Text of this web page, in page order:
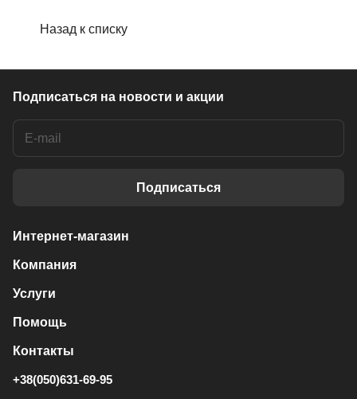
Назад к списку
Подписаться на новости и акции
Подписаться
Интернет-магазин
Компания
Услуги
Помощь
Контакты
+38(050)631-69-95